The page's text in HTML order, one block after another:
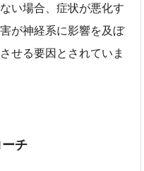
い場合、症状が悪化す
が神経系に影響を及ぼ
せる要因とされていま
チ